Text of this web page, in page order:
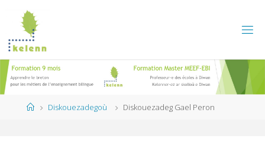
content
HomeDiskouezadegoù Diskouezadeg Gael Peron